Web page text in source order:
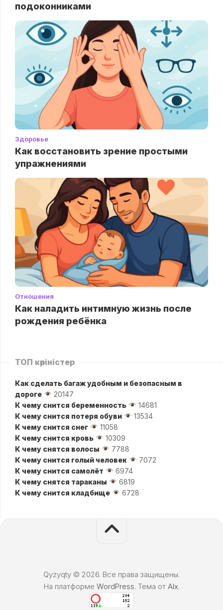
подоконниками
Здоровье
Как восстановить зрение простыми
упражнениями
Отношения
Как наладить интимную жизнь после
рождения ребёнка
ТОП көріністер
Как сделать багаж удобным и безопасным в
дороге
20147
К чему снится беременность
14681
К чему снится потеря обуви
13534
К чему снится снег
11058
К чему снится кровь
10309
К чему снятся волосы
7788
К чему снится голый человек
7072
К чему снится самолёт
6974
К чему снятся тараканы
6819
К чему снится кладбище
6728
Qyzyqty © 2026. Все права защищены.
На платформе WordPress. Тема от Alx.